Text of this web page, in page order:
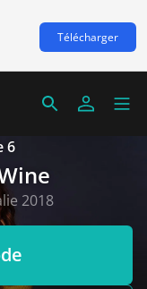
Télécharger
6
2018